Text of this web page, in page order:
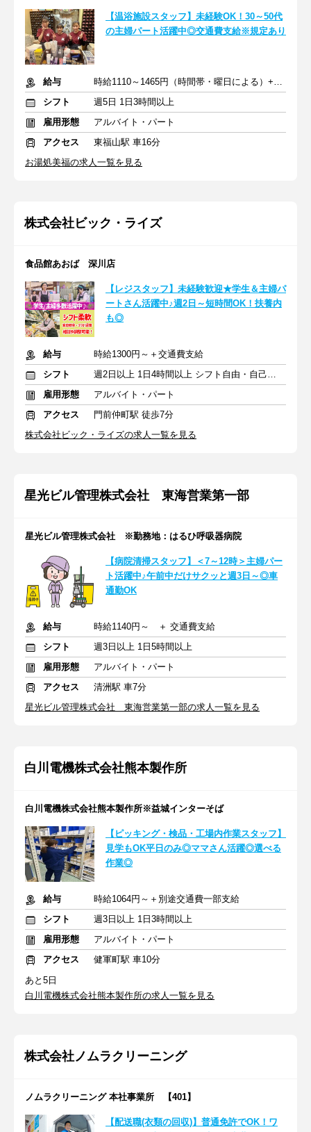
【温浴施設スタッフ】未経験OK！30～50代
の主婦パート活躍中◎交通費支給※規定あり
給与
時給1110～1465円（時間帯・曜日による）+交通費規定支給
シフト
週5日 1日3時間以上
雇用形態
アルバイト・パート
アクセス
東福山駅 車16分
お湯処美福の求人一覧を見る
株式会社ビック・ライズ
食品館あおば 深川店
【レジスタッフ】未経験歓迎★学生＆主婦パ
ートさん活躍中♪週2日～短時間OK！扶養内
も◎
給与
時給1300円～＋交通費支給
シフト
週2日以上 1日4時間以上 シフト自由・自己申告
雇用形態
アルバイト・パート
アクセス
門前仲町駅 徒歩7分
株式会社ビック・ライズの求人一覧を見る
星光ビル管理株式会社 東海営業第一部
星光ビル管理株式会社 ※勤務地：はるひ呼吸器病院
【病院清掃スタッフ】＜7～12時＞主婦パー
ト活躍中♪午前中だけサクッと週3日～◎車
通勤OK
給与
時給1140円～ ＋ 交通費支給
シフト
週3日以上 1日5時間以上
雇用形態
アルバイト・パート
アクセス
清洲駅 車7分
星光ビル管理株式会社 東海営業第一部の求人一覧を見る
白川電機株式会社熊本製作所
白川電機株式会社熊本製作所※益城インターそば
【ピッキング・検品・工場内作業スタッフ】
見学もOK平日のみ◎ママさん活躍◎選べる
作業◎
給与
時給1064円～＋別途交通費一部支給
シフト
週3日以上 1日3時間以上
雇用形態
アルバイト・パート
アクセス
健軍町駅 車10分
あと5日
白川電機株式会社熊本製作所の求人一覧を見る
株式会社ノムラクリーニング
ノムラクリーニング 本社事業所 【401】
【配送職(衣類の回収)】普通免許でOK！ワ